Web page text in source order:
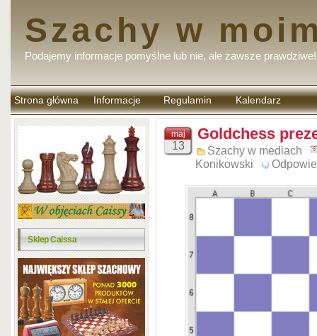
Szachy w
Podajemy informacje pomyślne lub nie, ale zawsze prawdziwe!
Strona główna Informacje Regulamin
komentarzy
Kalendarz
Sklep Caissa
maj
13
Goldchess
Szachy w mediach
Konikowski